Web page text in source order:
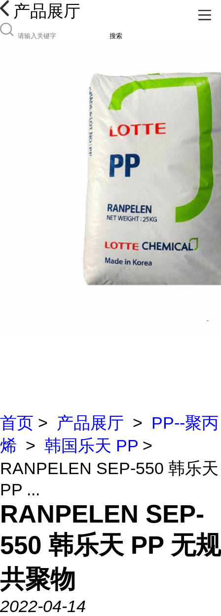
产品展厅
搜索
首页 > 产品展厅 > PP--聚丙
烯 > 韩国乐天 PP >
RANPELEN SEP-550 韩乐天
PP ...
RANPELEN SEP-
550 韩乐天 PP 无规
共聚物
2022-04-14